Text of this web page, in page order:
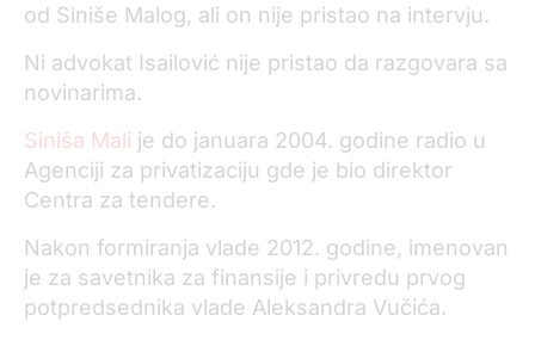
od Siniše Malog, ali on nije pristao na intervju.
Ni advokat Isailović nije pristao da razgovara sa
novinarima.
Siniša Mali je do januara 2004. godine radio u
Agenciji za privatizaciju gde je bio direktor
Centra za tendere.
Nakon formiranja vlade 2012. godine, imenovan
je za savetnika za finansije i privredu prvog
potpredsednika vlade Aleksandra Vučića.